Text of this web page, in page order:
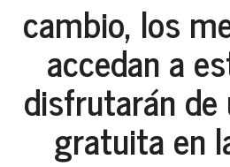
cambio, los
accedan a
disfrutarán de
gratuita en